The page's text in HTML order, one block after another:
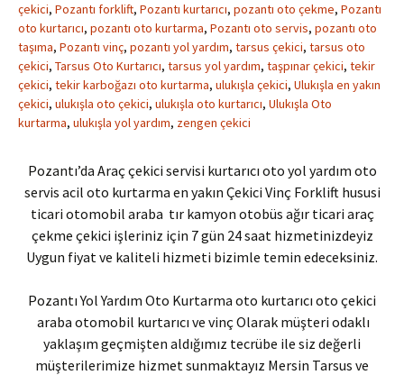
çekici, Pozantı forklift, Pozantı kurtarıcı, pozantı oto çekme, Pozantı
oto kurtarıcı, pozantı oto kurtarma, Pozantı oto servis, pozantı oto
taşıma, Pozantı vinç, pozantı yol yardım, tarsus çekici, tarsus oto
çekici, Tarsus Oto Kurtarıcı, tarsus yol yardım, taşpınar çekici, tekir
çekici, tekir karboğazı oto kurtarma, ulukışla çekici, Ulukışla en yakın
çekici, ulukışla oto çekici, ulukışla oto kurtarıcı, Ulukışla Oto
kurtarma, ulukışla yol yardım, zengen çekici
Pozantı’da Araç çekici servisi kurtarıcı oto yol yardım oto
servis acil oto kurtarma en yakın Çekici Vinç Forklift hususi
ticari otomobil araba tır kamyon otobüs ağır ticari araç
çekme çekici işleriniz için 7 gün 24 saat hizmetinizdeyiz
Uygun fiyat ve kaliteli hizmeti bizimle temin edeceksiniz.
Pozantı Yol Yardım Oto Kurtarma oto kurtarıcı oto çekici
araba otomobil kurtarıcı ve vinç Olarak müşteri odaklı
yaklaşım geçmişten aldığımız tecrübe ile siz değerli
müşterilerimize hizmet sunmaktayız Mersin Tarsus ve